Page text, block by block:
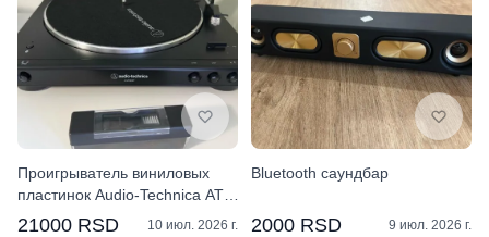
Проигрыватель виниловых
пластинок Audio-Technica AT-
LP60XBT-BK
21000 RSD 10 июл. 2026 г.
Bluetooth саундбар
2000 RSD 9 июл. 2026 г.